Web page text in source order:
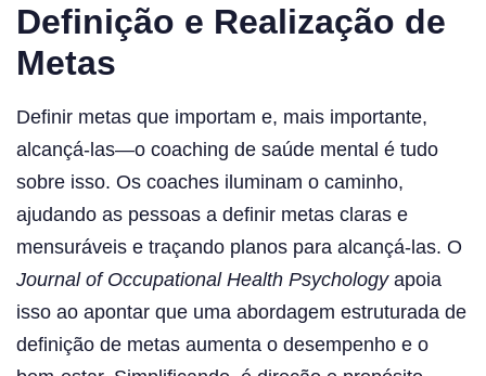
Definição e Realização de
Metas
Definir metas que importam e, mais importante,
alcançá-las—o coaching de saúde mental é tudo
sobre isso. Os coaches iluminam o caminho,
ajudando as pessoas a definir metas claras e
mensuráveis e traçando planos para alcançá-las. O
Journal of Occupational Health Psychologyapoia
isso ao apontar que uma abordagem estruturada de
definição de metas aumenta o desempenho e o